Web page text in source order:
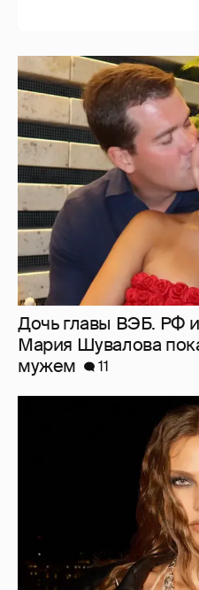
Дочь главы ВЭБ. РФ
Мария Шувалова
мужем
11
Алеся Кафельникова
сниппете своего